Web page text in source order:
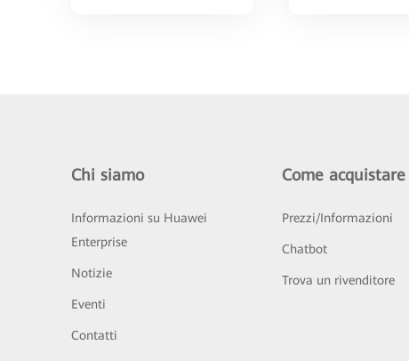
Chi siamo
Informazioni su Huawei
Enterprise
Notizie
Eventi
Contatti
Come acquistare
Prezzi/Informazioni
Chatbot
Trova un rivenditore